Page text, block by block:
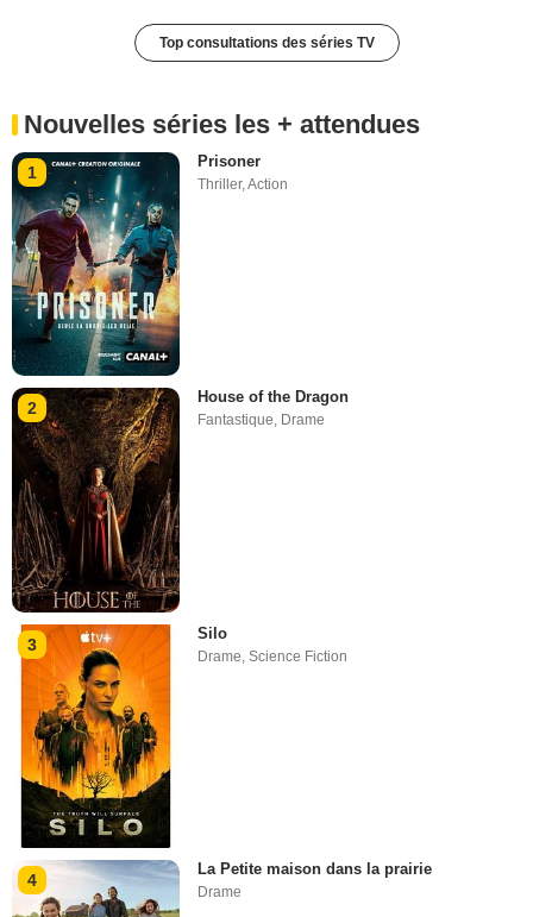
Top consultations des séries TV
Nouvelles séries les + attendues
1
Prisoner
Thriller,Action
2
House of the Dragon
Fantastique, Drame
3
Silo
Drame ,Science Fiction
4
La Petite maison dans la prairie
Drame